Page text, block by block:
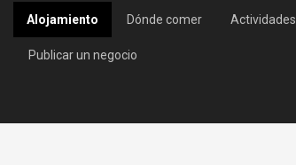
Alojamiento Dónde comer Actividades
Publicar un negocio